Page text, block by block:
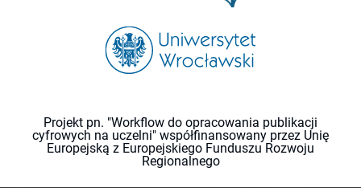
Projekt pn. "Workflow do opracowania publikacji
cyfrowych na uczelni" współfinansowany przez Unię
Europejską z Europejskiego Funduszu Rozwoju
Regionalnego